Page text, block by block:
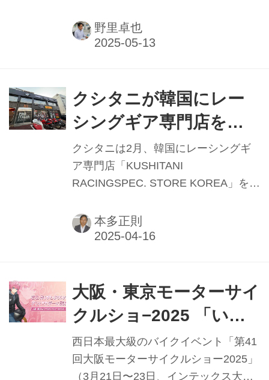
長の鈴木忠男氏から代表取締役を受け
継ぐことになり、改めて大泉氏が入社
ーを聞いた。
野里卓也
クシタニが韓国にレー
シングギア専門店をオ
ープン 今後“日本のパッ
ケージ”を各国に展開
クシタニは2月、韓国にレーシングギ
ア専門店「KUSHITANI
RACINGSPEC. STORE KOREA」を開
本多正則
大阪・東京モーターサイ
クルショ−2025 「いい
ね、バイク」掲げ開催／
日本二普協
西日本最大級のバイクイベント「第41
回大阪モーターサイクルショー2025」
（3月21日〜23日、インテックス大